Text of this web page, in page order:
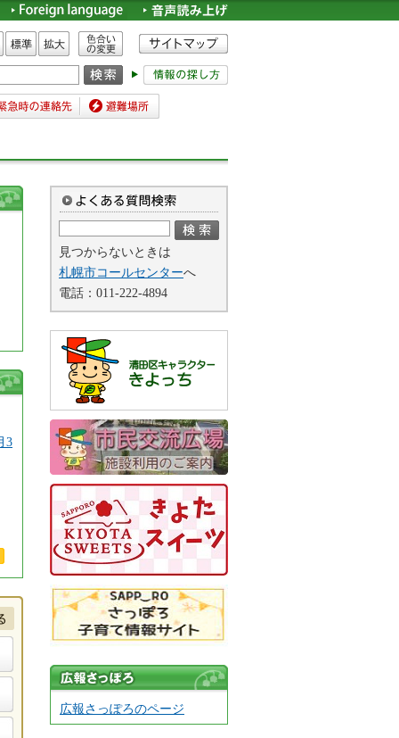
標準 拡大
色合いの変更
の連絡先 避難場所
3
見つからないときは
札幌市コールセンターへ
電話： 011-222-4894
広報さっぽろ
広報さっぽろのページ